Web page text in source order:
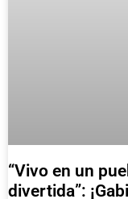
“Vivo en un
divertida”: